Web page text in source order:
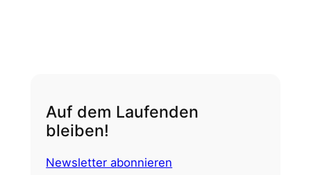
Auf dem Laufenden
bleiben!
Newsletter abonnieren